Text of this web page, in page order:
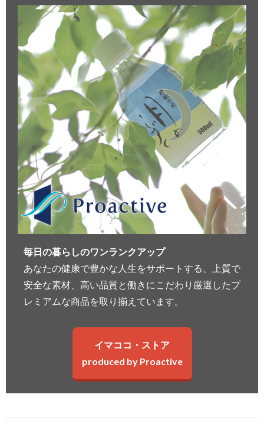
毎日の暮らしのワンランクアップ
あなたの健康で豊かな人生をサポートする、上質で
安全な素材、高い品質と働きにこだわり厳選したプ
レミアムな商品を取り揃えています。
イマココ・ストア
produced by Proactive